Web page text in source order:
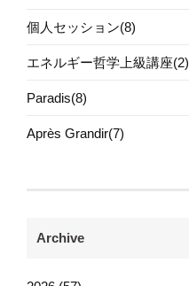
個人セッション(8)
エネルギー哲学上級講座(2)
Paradis(8)
Après Grandir(7)
Archive